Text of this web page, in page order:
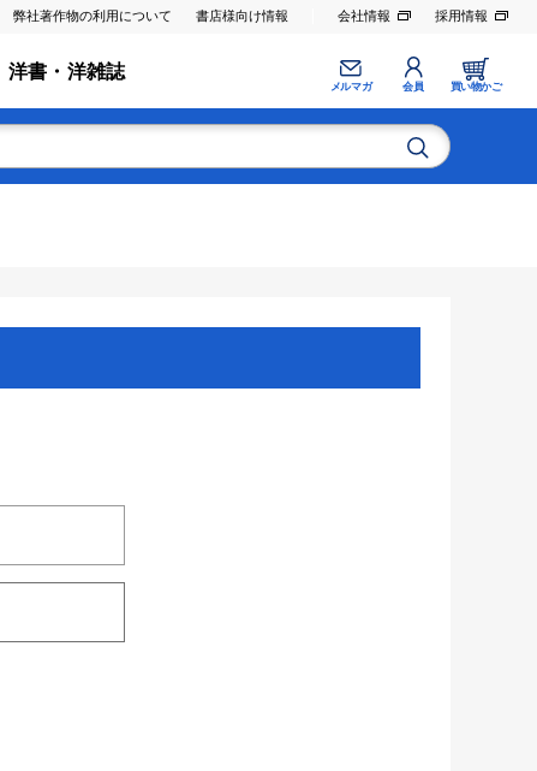
弊社著作物の利用について 書店様向け情報 会社情報 採用情報
洋書・洋雑誌
メルマガ 会員 買い物かご